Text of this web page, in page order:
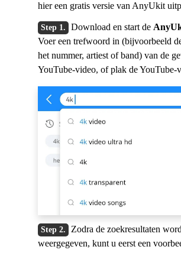
hier een gratis versie van AnyUkit
Download en start de
Voer een trefwoord in (bijvoorbeeld
het nummer, artiest of band) van de
YouTube-video, of plak de
Zodra de zoekresultaten
weergegeven, kunt u eerst een